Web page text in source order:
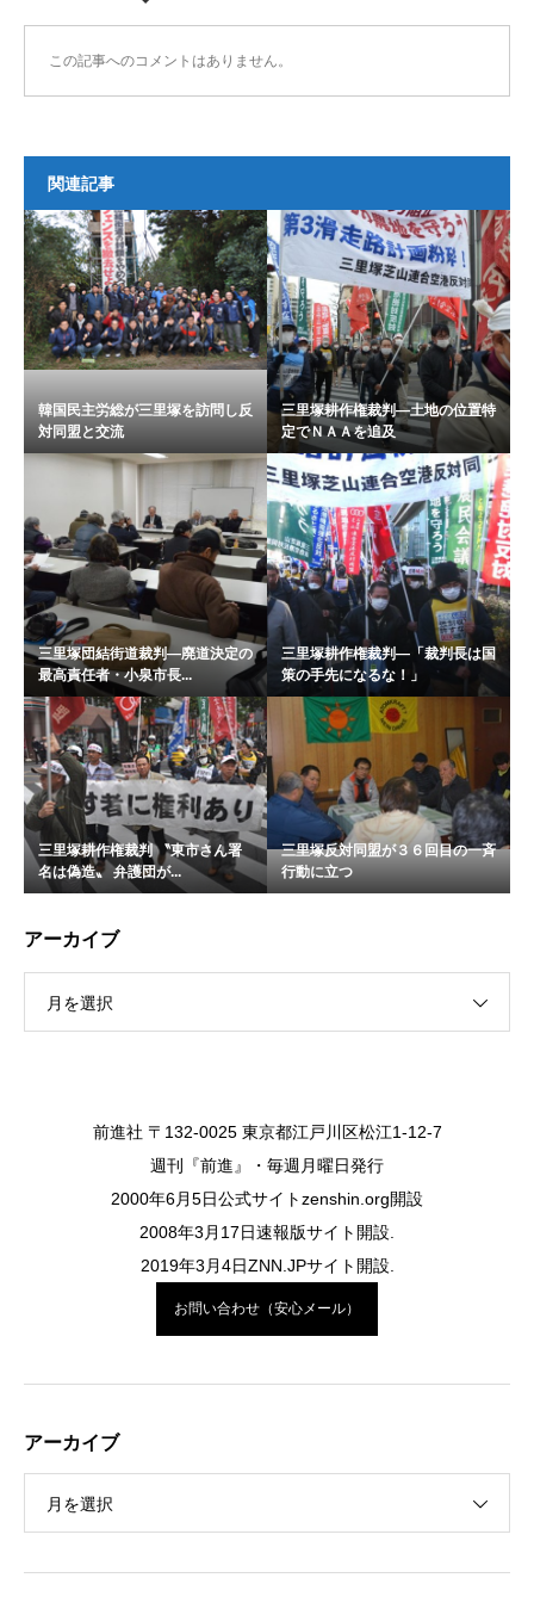
この記事へのコメントはありません。
関連記事
韓国民主労総が三里塚を訪問し反
対同盟と交流
三里塚耕作権裁判―土地の位置特
定でＮＡＡを追及
三里塚団結街道裁判―廃道決定の
最高責任者・小泉市長...
三里塚耕作権裁判―「裁判長は国
策の手先になるな！」
三里塚耕作権裁判 〝東市さん署
名は偽造〟 弁護団が...
三里塚反対同盟が３６回目の一斉
行動に立つ
アーカイブ
月を選択
前進社 〒132-0025 東京都江戸川区松江1-12-7
週刊『前進』・毎週月曜日発行
2000年6月5日公式サイトzenshin.org開設
2008年3月17日速報版サイト開設.
2019年3月4日ZNN.JPサイト開設.
お問い合わせ（安心メール）
アーカイブ
月を選択